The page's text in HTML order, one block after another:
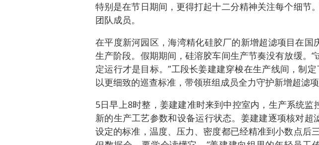
特别是在节日期间，更得打起十二分精神关注每个细节
团队成员。
在平度新河园区，海湾精化硅胶厂的新增超滤项目在国
生产阶段。假期期间，硅溶胶车间生产节奏没有放缓。
定运行才是目标。”工段长姜建建穿梭在生产线间，制定
以更细致的巡查标准，带领班组成员全力守护新增超滤项
5日早上8时整，姜建建准时来到中控室内，生产系统监
新的生产工艺参数和设备运行状态。姜建建逐项核对超
设定的标准，温度、压力、密度都已经精准到小数点后